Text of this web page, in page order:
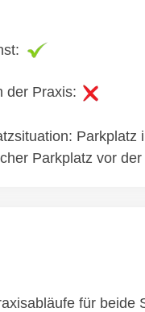
der Praxis:
Parkplatz
Parkplatz vor
für beide